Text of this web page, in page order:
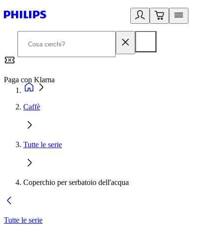
Paga con Klarna
Caffè
Tutte le serie
Coperchio per serbatoio dell'acqua
Tutte le serie